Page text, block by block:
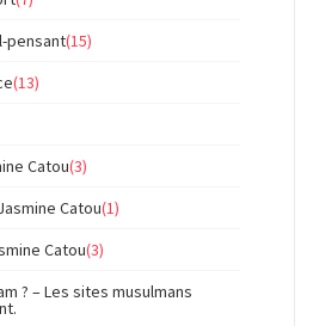
pensant(15)
(13)
Catou(3)
Catou(1)
Catou(3)
? – Les sites musulmans